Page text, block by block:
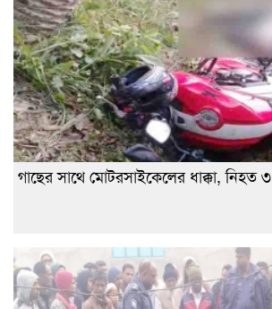
গাছের সাথে মোটরসাইকেলের ধাক্কা, নিহত ৩